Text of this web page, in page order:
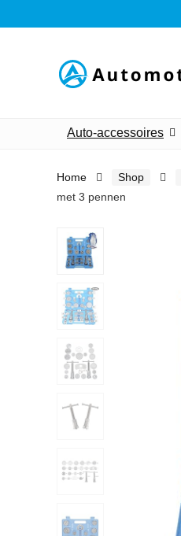
Auto-accessoires
Home Shop
met 3 pennen